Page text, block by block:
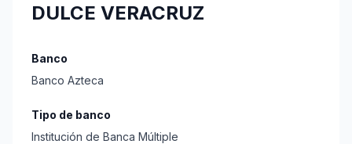
DULCE VERACRUZ
Banco
Banco Azteca
Tipo de banco
Institución de Banca Múltiple